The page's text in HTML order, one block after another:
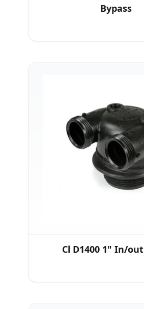
Bypass
Cl D1400 1" In/